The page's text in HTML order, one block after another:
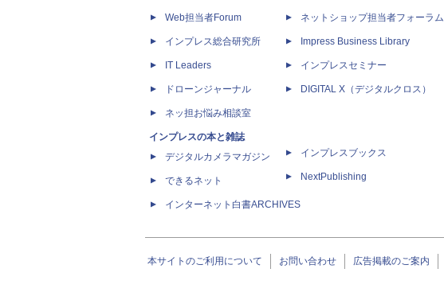
Web担当者Forum
インプレス総合研究所
IT Leaders
ドローンジャーナル
ネッ担お悩み相談室
インプレスの本と雑誌
デジタルカメラマガジン
できるネット
インターネット白書ARCHIVES
ネットショップ担当者フォーラム
Impress Business Library
インプレスセミナー
DIGITAL X（デジタルクロス）
インプレスブックス
NextPublishing
本サイトのご利用について お問い合わせ 広告掲載のご案内